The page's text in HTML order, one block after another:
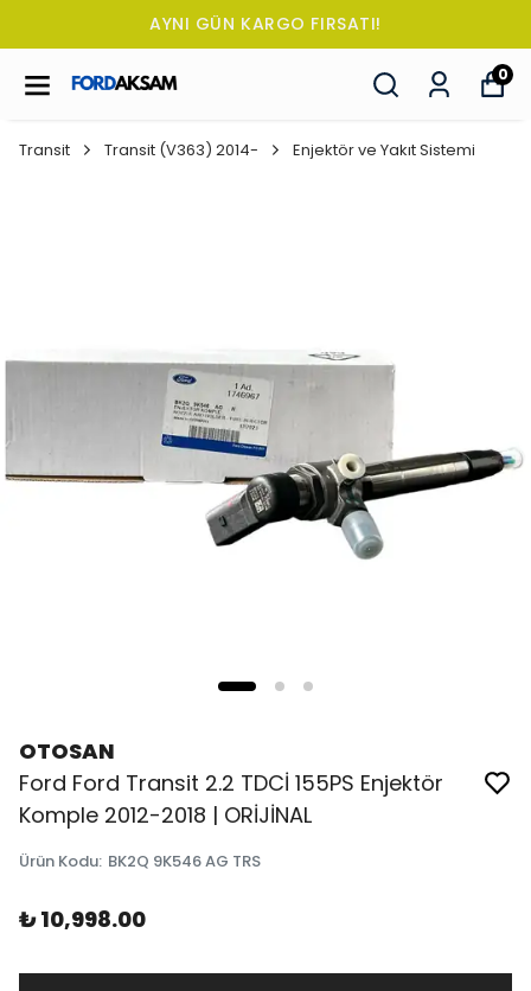
AYNI GÜN KARGO FIRSATI!
0
Transit Transit (V363) 2014- Enjektör ve Yakıt Sistemi
OTOSAN
Ford Ford Transit 2.2 TDCİ 155PS Enjektör
Komple 2012-2018 | ORİJİNAL
Ürün Kodu: BK2Q 9K546 AG TRS
₺ 10,998.00